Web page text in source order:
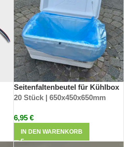
Seitenfaltenbeutel für Kühlbox
20 Stück | 650x450x650mm
6,95 €
IN DEN WARENKORB